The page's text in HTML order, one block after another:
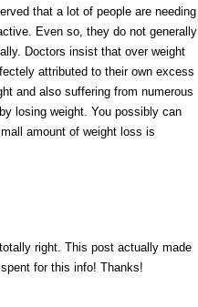
that a lot of people are needing
Even so, they do not generally
Doctors insist that over weight
attributed to their own excess
and also suffering from numerous
losing weight. You possibly can
amount of weight loss is
right. This post actually made
for this info! Thanks!